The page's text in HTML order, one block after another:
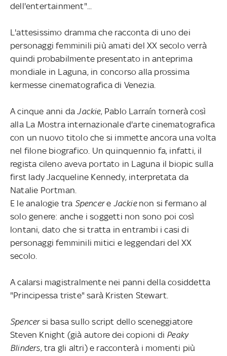
dell'entertainment"...
L'attesissimo dramma che racconta di uno dei
personaggi femminili più amati del XX secolo verrà
quindi probabilmente presentato in anteprima
mondiale in Laguna, in concorso alla prossima
kermesse cinematografica di Venezia.
A cinque anni daJackie, Pablo Larraín tornerà così
alla La Mostra internazionale d'arte cinematografica
con un nuovo titolo che si immette ancora una volta
nel filone biografico. Un quinquennio fa, infatti, il
regista cileno aveva portato in Laguna il biopic sulla
first lady Jacqueline Kennedy, interpretata da
Natalie Portman.
E le analogie tra Spencere Jackienon si fermano al
solo genere: anche i soggetti non sono poi così
lontani, dato che si tratta in entrambi i casi di
personaggi femminili mitici e leggendari del XX
secolo.
A calarsi magistralmente nei panni della cosiddetta
"Principessa triste" sarà Kristen Stewart.
Spencersi basa sullo script dello sceneggiatore
Steven Knight (già autore dei copioni di Peaky
Blinders, tra gli altri) e racconterà i momenti più